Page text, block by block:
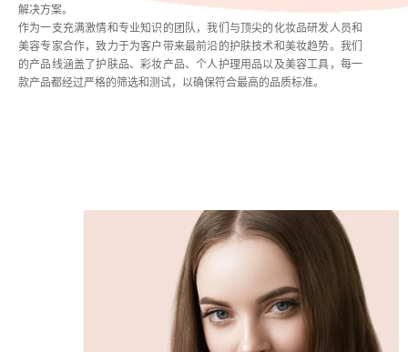
解决方案。
作为一支充满激情和专业知识的团队，我们与顶尖的化妆品研发人员和
美容专家合作，致力于为客户带来最前沿的护肤技术和美妆趋势。我们
的产品线涵盖了护肤品、彩妆产品、个人护理用品以及美容工具，每一
款产品都经过严格的筛选和测试，以确保符合最高的品质标准。